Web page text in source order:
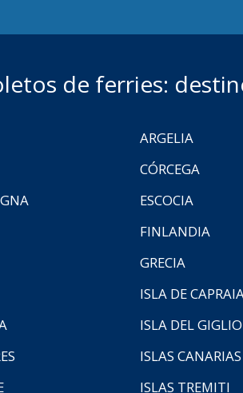
de ferries:
ARGELIA
CÓRCEGA
ESCOCIA
FINLANDIA
GRECIA
ISLA DE
ISLA DEL GIGLIO
ISLAS CANARIAS
ISLAS TREMITI